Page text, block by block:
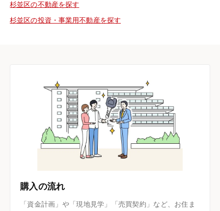
杉並区の不動産を探す
杉並区の投資・事業用不動産を探す
購入の流れ
「資金計画」や「現地見学」「売買契約」など、お住ま